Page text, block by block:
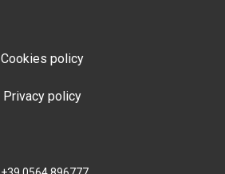
Cookies policy
Privacy policy